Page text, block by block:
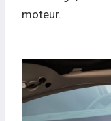
moteur.